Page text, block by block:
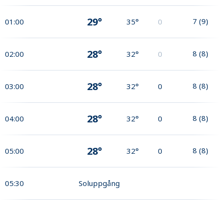
01:00 29° 35° 0 7 (9)
02:00 28° 32° 0 8 (8)
03:00 28° 32° 0 8 (8)
04:00 28° 32° 0 8 (8)
05:00 28° 32° 0 8 (8)
05:30 Soluppgång